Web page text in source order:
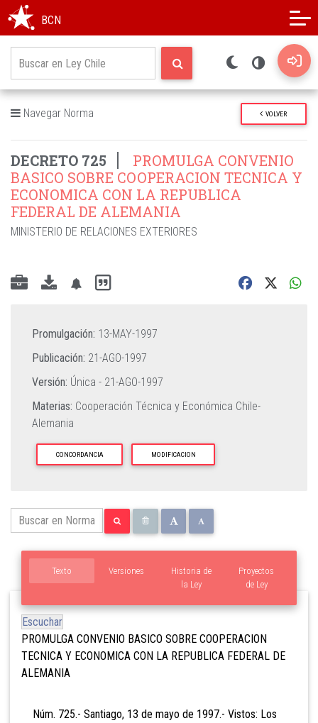
BCN
Navegar Norma VOLVER
DECRETO 725
PROMULGA CONVENIO
BASICO SOBRE COOPERACION TECNICA Y
ECONOMICA CON LA REPUBLICA
FEDERAL DE ALEMANIA
MINISTERIO DE RELACIONES EXTERIORES
Promulgación: 13-MAY-1997
Publicación: 21-AGO-1997
Versión: Única - 21-AGO-1997
Materias: Cooperación Técnica y Económica Chile-
Alemania
CONCORDANCIA MODIFICACION
Texto Versiones
Proyectos
de Ley
Historia de
la Ley
Escuchar
PROMULGA CONVENIO BASICO SOBRE COOPERACION
TECNICA Y ECONOMICA CON LA REPUBLICA FEDERAL DE
ALEMANIA
Núm. 725.- Santiago, 13 de mayo de 1997.- Vistos: Los